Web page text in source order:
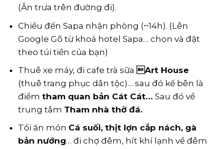
(Ăn trưa trên đường đi).
Chiều đến Sapa nhận phòng (~14h). (Lên
Google Gõ từ khoá hotel Sapa… chọn và đặt
theo túi tiền của bạn)
Thuê xe máy, đi cafe trà sữaArt House
(thuê trang phục dân tộc)… sau đó kế bên là
điểmtham quan bản Cát Cát…Sau đó về
trung tâm Tham nhà thờ đá.
Tối ăn món Cá suối, thịt lợn cắp nách, gà
bản nướng… đi chợ đêm, hít khí lạnh về đêm